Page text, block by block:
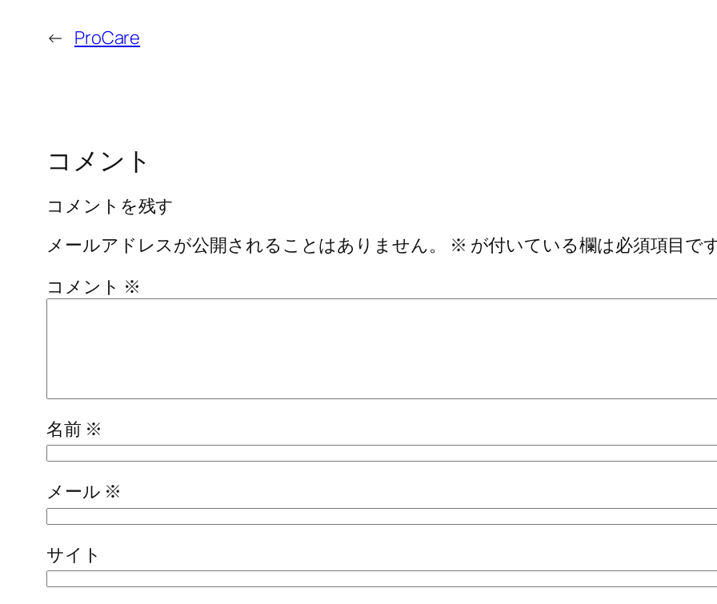
← ProCare
コメント
コメントを残す
メールアドレスが公開されることはありません。
※ が付いている欄は必須項目で
コメント ※
名前 ※
メール ※
サイト